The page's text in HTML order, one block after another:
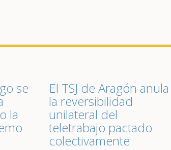
se
la
El TSJ de Aragón anula
la reversibilidad
unilateral del
teletrabajo pactado
colectivamente